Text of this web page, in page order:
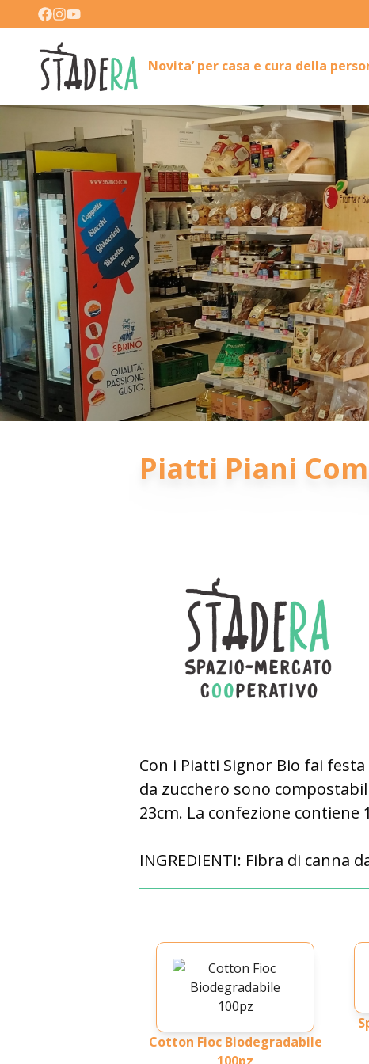
Novita’ per casa e cura della
Piatti Piani
Con i Piatti Signor Bio fai
da zucchero sono
23cm. La confezione contiene
INGREDIENTI: Fibra di canna
Cotton Fioc Biodegradabile